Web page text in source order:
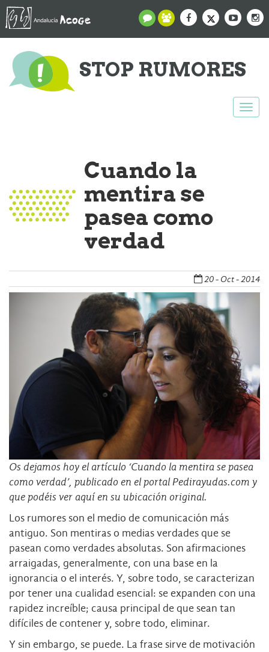
STOP RUMORES
Cuando la
mentira se
pasea como
verdad
20 - Oct - 2014
Os dejamos hoy el artículo ‘Cuando la mentira se pasea
como verdad’, publicado en el portal Pedirayudas.com y
que podéis ver aquí en su ubicación original.
Los rumores son el medio de comunicación más
antiguo. Son mentiras o medias verdades que se
pasean como verdades absolutas. Son afirmaciones
arraigadas, generalmente, con una base en la
ignorancia o el interés. Y, sobre todo, se caracterizan
por tener una cualidad esencial: se expanden con una
rapidez increíble; causa principal de que sean tan
difíciles de contener y, sobre todo, eliminar.
Y sin embargo, se puede. La frase sirve de motivación